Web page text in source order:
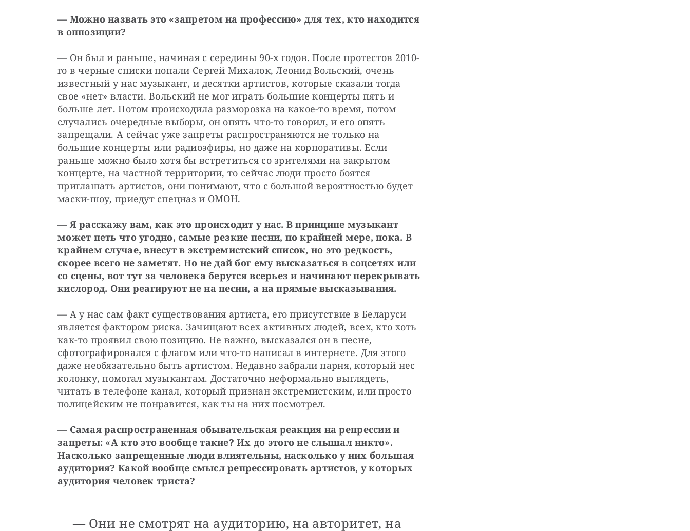
— Можно назвать это «запретом на профессию» для тех, кто находится
в оппозиции?
— Он был и раньше, начиная с середины 90-х годов. После протестов 2010-
го в черные списки попали Сергей Михалок, Леонид Вольский, очень
известный у нас музыкант, и десятки артистов, которые сказали тогда
свое «нет» власти. Вольский не мог играть большие концерты пять и
больше лет. Потом происходила разморозка на какое-то время, потом
случались очередные выборы, он опять что-то говорил, и его опять
запрещали. А сейчас уже запреты распространяются не только на
большие концерты или радиоэфиры, но даже на корпоративы. Если
раньше можно было хотя бы встретиться со зрителями на закрытом
концерте, на частной территории, то сейчас люди просто боятся
приглашать артистов, они понимают, что с большой вероятностью будет
маски-шоу, приедут спецназ и ОМОН.
— Я расскажу вам, как это происходит у нас. В принципе музыкант
может петь что угодно, самые резкие песни, по крайней мере, пока. В
крайнем случае, внесут в экстремистский список, но это редкость,
скорее всего не заметят. Но не дай бог ему высказаться в соцсетях или
со сцены, вот тут за человека берутся всерьез и начинают перекрывать
кислород. Они реагируют не на песни, а на прямые высказывания.
— А у нас сам факт существования артиста, его присутствие в Беларуси
является фактором риска. Зачищают всех активных людей, всех, кто хоть
как-то проявил свою позицию. Не важно, высказался он в песне,
сфотографировался с флагом или что-то написал в интернете. Для этого
даже необязательно быть артистом. Недавно забрали парня, который нес
колонку, помогал музыкантам. Достаточно неформально выглядеть,
читать в телефоне канал, который признан экстремистским, или просто
полицейским не понравится, как ты на них посмотрел.
— Самая распространенная обывательская реакция на репрессии и
запреты: «А кто это вообще такие? Их до этого не слышал никто».
Насколько запрещенные люди влиятельны, насколько у них большая
аудитория? Какой вообще смысл репрессировать артистов, у которых
аудитория человек триста?
— Они не смотрят на аудиторию, на авторитет, на